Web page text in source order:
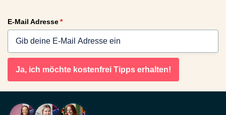
E-Mail Adresse*
Ja, ich möchte kostenfrei Tipps erhalten!